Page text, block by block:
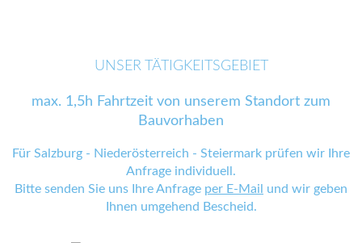
UNSER TÄTIGKEITSGEBIET
max. 1,5h Fahrtzeit von unserem Standort zum
Bauvorhaben
Für Salzburg - Niederösterreich - Steiermark prüfen wir Ihre
Anfrage individuell.
Bitte senden Sie uns Ihre Anfrage per E-Mail
und wir geben
Ihnen umgehend Bescheid.